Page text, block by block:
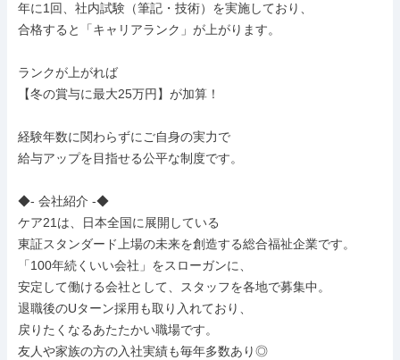
年に1回、社内試験（筆記・技術）を実施しており、
合格すると「キャリアランク」が上がります。
ランクが上がれば
【冬の賞与に最大25万円】が加算！
経験年数に関わらずにご自身の実力で
給与アップを目指せる公平な制度です。
◆- 会社紹介 -◆
ケア21は、日本全国に展開している
東証スタンダード上場の未来を創造する総合福祉企業です。
「100年続くいい会社」をスローガンに、
安定して働ける会社として、スタッフを各地で募集中。
退職後のUターン採用も取り入れており、
戻りたくなるあたたかい職場です。
友人や家族の方の入社実績も毎年多数あり◎